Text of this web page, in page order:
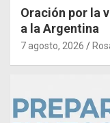
Oración por la
a la Argentina
7 agosto, 2026